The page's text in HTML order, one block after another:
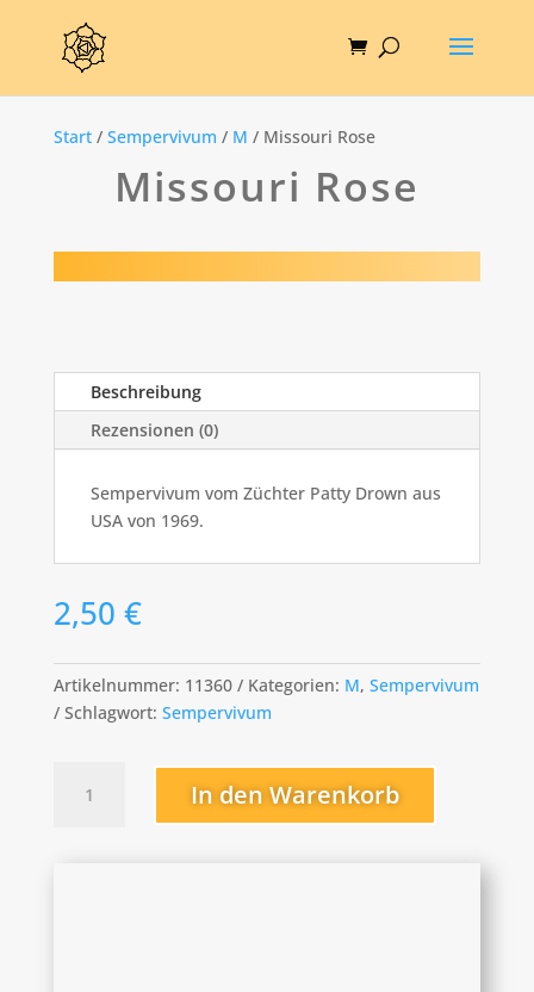
Start/ Sempervivum / M / Missouri Rose
Missouri Rose
Beschreibung
Rezensionen (0)
Sempervivum vom Züchter Patty Drown aus
USA von 1969.
2,50 €
Artikelnummer: 11360 Kategorien: M, Sempervivum
Schlagwort: Sempervivum
Rose
In den Warenkorb